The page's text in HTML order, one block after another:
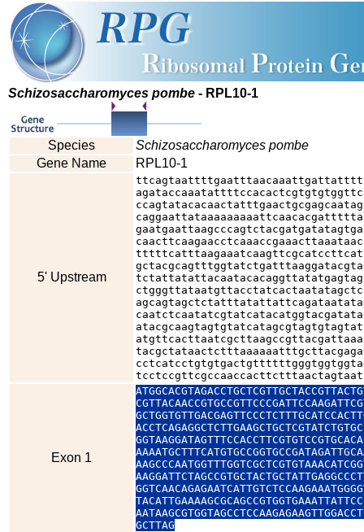
Schizosaccharomyces pombe - RPL10-1
Species
Schizosaccharomyces pombe
Gene Name
RPL10-1
5' Upstream
Exon 1
GCTTAG